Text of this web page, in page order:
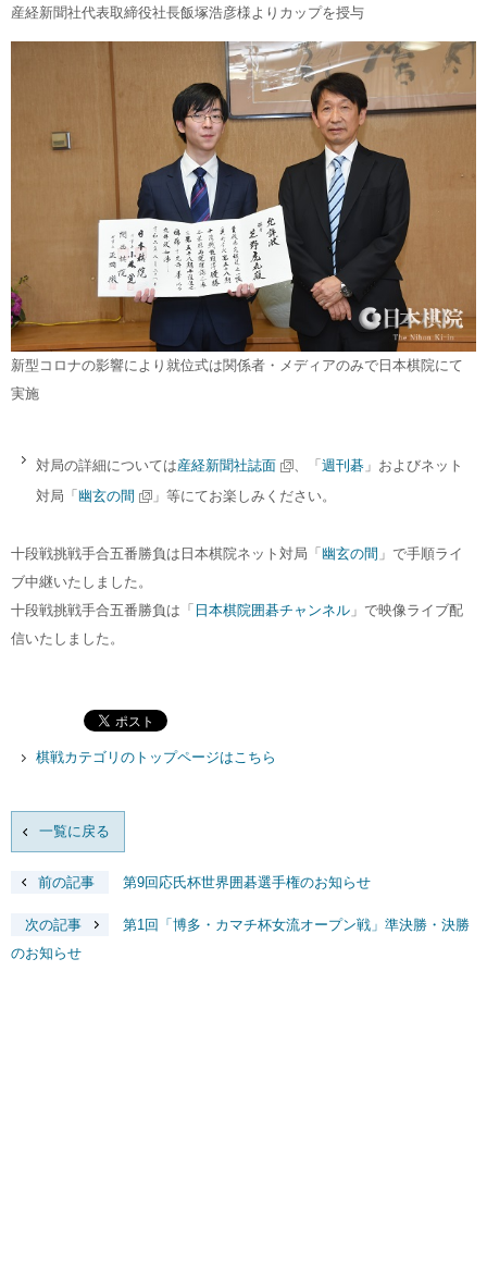
産経新聞社代表取締役社長飯塚浩彦様よりカップを授与
新型コロナの影響により就位式は関係者・メディアのみで日本棋院にて
実施
対局の詳細については産経新聞社誌面 、「 週刊碁 」およびネット
対局「 幽玄の間 」等にてお楽しみください。
十段戦挑戦手合五番勝負は日本棋院ネット対局「 幽玄の間 」で手順ライ
ブ中継いたしました。
十段戦挑戦手合五番勝負は「 日本棋院囲碁チャンネル 」で映像ライブ配
信いたしました。
棋戦カテゴリのトップページはこちら
一覧に戻る
前の記事 第9回応氏杯世界囲碁選手権のお知らせ
次の記事
第1回「博多・カマチ杯女流オープン戦」準決勝・決勝
のお知らせ